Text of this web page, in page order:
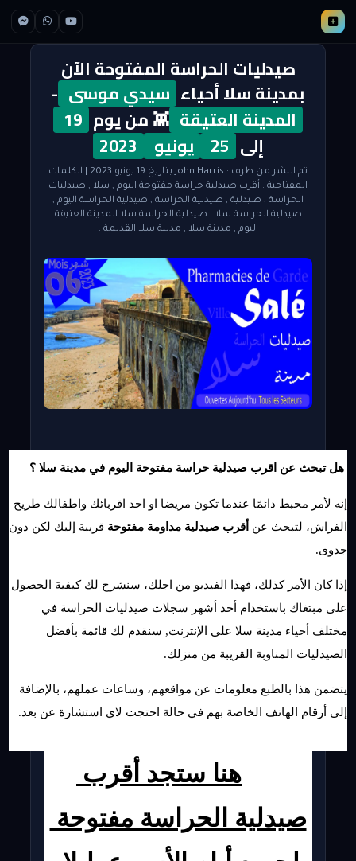
صيدليات الحراسة المفتوحة الآن
بمدينة سلا أحياء سيدي موسى -
المدينة العتيقة 👾 من يوم 19
إلى 25 يونيو 2023
تم النشر من طرف : John Harris بتاريخ 19 يونيو 2023
| الكلمات
المفتاحية : أقرب صيدلية حراسة مفتوحة اليوم , سلا , صيدليات
الحراسة , صيدلية , صيدلية الحراسة , صيدلية الحراسة اليوم ,
صيدلية الحراسة سلا , صيدلية الحراسة سلا المدينة العتيقة
اليوم , مدينة سلا , مدينة سلا القديمة .
الفراش، لتبحث عن أقرب صيدلية مداومة مفتوحة
جدوى.
الصيدليات المناوبة القريبة من منزلك.
إلى أرقام الهاتف الخاصة بهم في حالة احتجت لاي استشارة عن بعد.